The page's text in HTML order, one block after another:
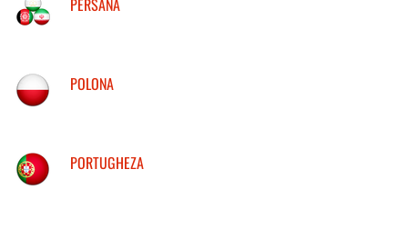
POLONA
PORTUGHEZA